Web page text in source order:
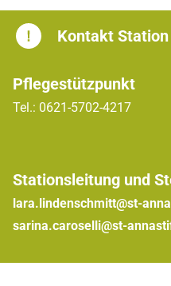
Kontakt
Pflegestützpunkt
Tel.: 0621-5702-4217
Stationsleitung und
lara.lindenschmitt@st-
sarina.caroselli@st-